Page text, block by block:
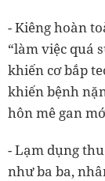
- Kiêng hoàn
“làm việc quá
khiến cơ bắp
khiến bệnh
hôn mê gan
- Lạm dụng
nhưba ba,